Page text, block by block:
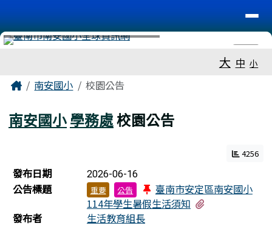
⏸
大 中 小
主內容區域
Home南安國小 校園公告
南安國小學務處校園公告
4256
新聞列表
發布日期 2026-06-16
公告標題 重要 公告
臺南市安定區南安國小
114年學生暑假生活須知
發布者
生活教育組長
頁尾區域